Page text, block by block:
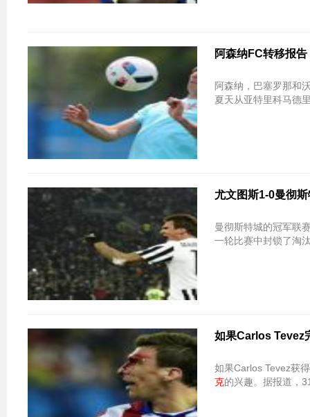
阿森纳FC转移报
阿森纳，巴塞罗那和
夏天从亚特里科马德
尤文图斯1-0曼彻
曼彻斯特城的冠军联
一轮比赛中封锁了淘
如果Carlos Tevez
如果Carlos Tevez获
克的兴趣。据报道，